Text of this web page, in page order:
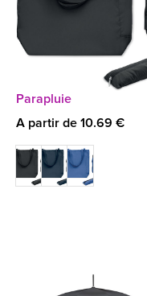
Parapluie
A partir de 10.69 €